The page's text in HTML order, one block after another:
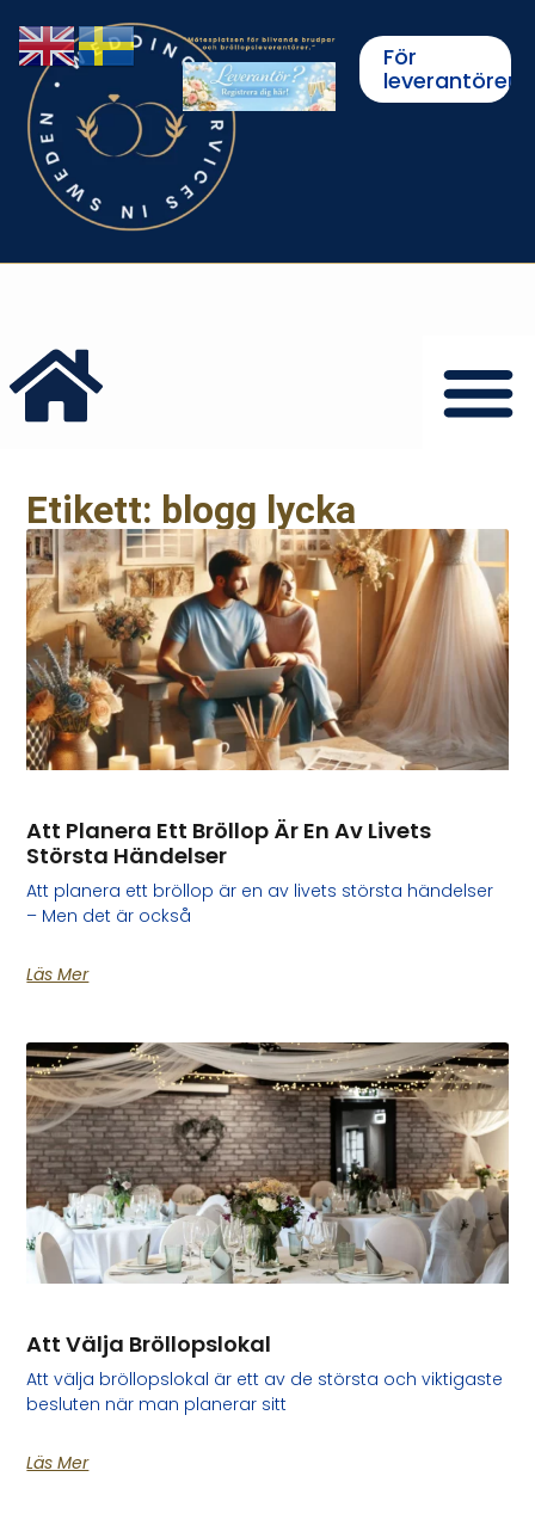
För
leverantörer
Etikett: blogg lycka
Att Planera Ett Bröllop Är En Av Livets
Största Händelser
Att planera ett bröllop är en av livets största händelser
– Men det är också
Läs Mer
Att Välja Bröllopslokal
Att välja bröllopslokal är ett av de största och viktigaste
besluten när man planerar sitt
Läs Mer